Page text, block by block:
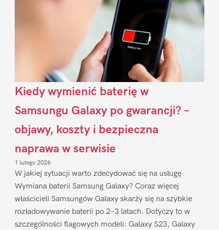
Kiedy wymienić baterię w
Samsungu Galaxy po gwarancji? –
objawy, koszty i bezpieczna
naprawa w serwisie
1 lutego 2026
W jakiej sytuacji warto zdecydować się na usługę
Wymiana baterii Samsung Galaxy? Coraz więcej
właścicieli Samsungów Galaxy skarży się na szybkie
rozładowywanie baterii po 2–3 latach. Dotyczy to w
szczególności flagowych modeli: Galaxy S23, Galaxy